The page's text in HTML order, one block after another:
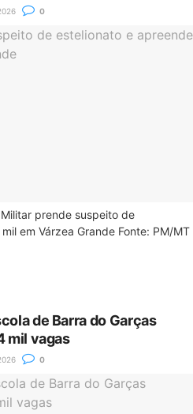
0
prende suspeito de
em Várzea Grande Fonte: PM/MT
de Barra do Garças
mil vagas
0